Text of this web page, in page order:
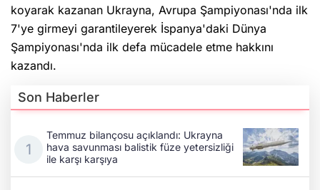
koyarak kazanan Ukrayna, Avrupa Şampiyonası'nda ilk
7'ye girmeyi garantileyerek İspanya'daki Dünya
Şampiyonası'nda ilk defa mücadele etme hakkını
kazandı.
Son Haberler
Temmuz bilançosu açıklandı: Ukrayna
hava savunması balistik füze yetersizliği
ile karşı karşıya